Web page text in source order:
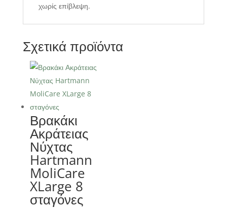
χωρίς επίβλεψη.
Σχετικά προϊόντα
Βρακάκι
Ακράτειας
Νύχτας
Hartmann
MoliCare
XLarge 8
σταγόνες